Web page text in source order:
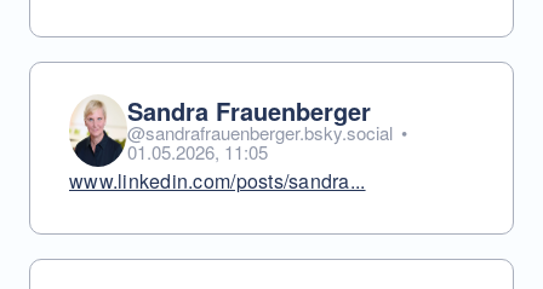
Sandra Frauenberger
@sandrafrauenberger.bsky.social •
01.05.2026, 11:05
www.linkedin.com/posts/sandra...